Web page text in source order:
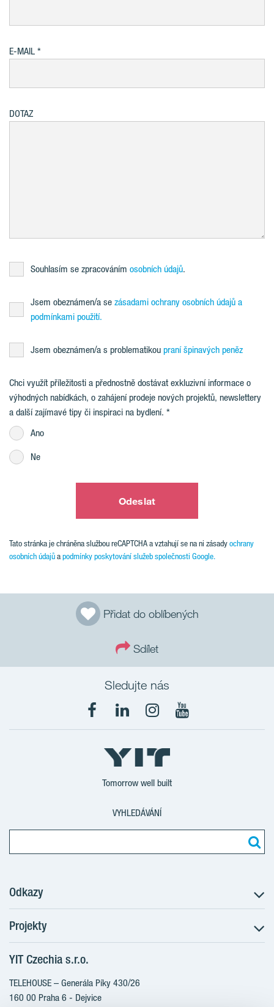
Přidat do oblíbených
Sdílet
E-MAIL
DOTAZ
Souhlasím se zpracováním osobních údajů.
Jsem obeznámen/a se zásadami ochrany osobních údajů a
podmínkami použití.
Jsem obeznámen/a s problematikou praní špinavých peněz
Chci využít příležitosti a přednostně dostávat exkluzivní informace o
výhodných nabídkách, o zahájení prodeje nových projektů, newslettery
a další zajímavé tipy či inspiraci na bydlení.
Ano
Ne
Odeslat
Tato stránka je chráněna službou reCAPTCHA a vztahují se na ni zásadyochrany
osobních údajůapodmínky poskytování služeb společnosti Google.
Sledujte nás
Tomorrow well built
VYHLEDÁVÁNÍ
Odkazy
Postup koupě
Klientské změny
Aktuality
Blog
Kariéra
Projekty
RANTA Barrandov III
RANTA Barrandov IV
TOIVO Roztyly II
YIT Czechia s.r.o.
TELEHOUSE – Generála Píky 430/26
160 00 Praha 6 - Dejvice